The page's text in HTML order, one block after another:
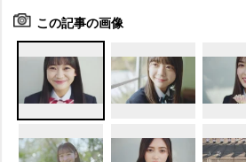
この記事の画像